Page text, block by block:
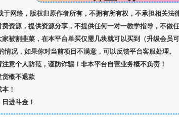
于网络，版权归原作者所有，不拥有所有权，不承担相关法
资源，提供资源分享，不提供任何一对一教学指导，不做
被割韭菜，在本平台单买仅需几块就可以买到（升级会员
况，如果你对当前项目不满意，可以反馈平台客服处理。
意个人防范，谨防诈骗！非本平台自营业务概不负责！
概不退款
！
进斗金！